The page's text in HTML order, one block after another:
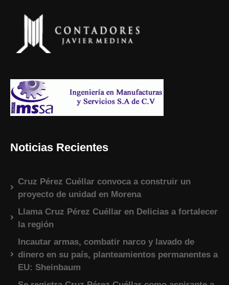
Noticias Recientes
Cruz Pérez Cuéllar convoca a construir un
proyecto de unidad en Morena
Llama Cruz Pérez Cuéllar en Delicias a fortalecer
la región
Incautar armas, combatir narco y lavado de
dinero en su país, planteamientos permanentes a
EU: Sheinbaum